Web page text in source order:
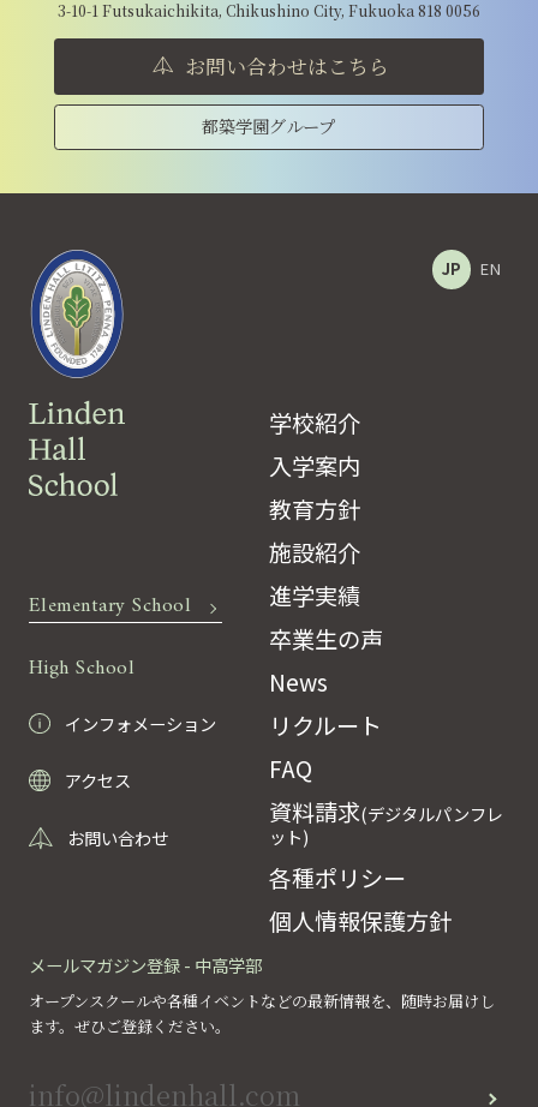
3-10-1 Futsukaichikita, Chikushino City, Fukuoka 818 0056
お問い合わせはこちら
都築学園グループ
Elementary School
High School
JP EN
学校紹介
入学案内
教育方針
施設紹介
進学実績
卒業生の声
News
リクルート
FAQ
資料請求(デジタルパンフレ
ット)
各種ポリシー
個人情報保護方針
インフォメーション
アクセス
お問い合わせ
メールマガジン登録 - 中高学部
オープンスクールや各種イベントなどの最新情報を、随時お届けし
ます。ぜひご登録ください。